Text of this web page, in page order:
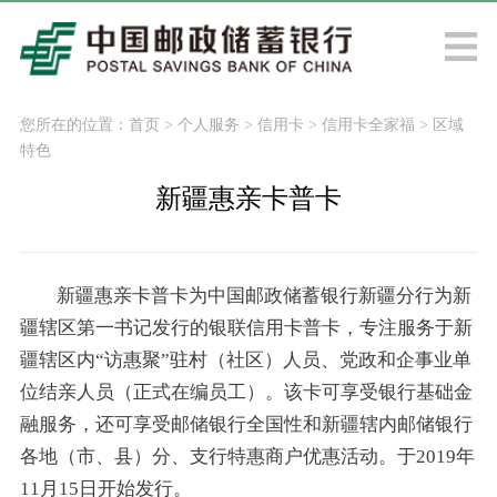
您所在的位置： 首页> 个人服务 > 信用卡 > 信用卡全家福 > 区域
特色
新疆惠亲卡普卡
新疆惠亲卡普卡为中国邮政储蓄银行新疆分行为新
疆辖区第一书记发行的银联信用卡普卡，专注服务于新
疆辖区内“访惠聚”驻村（社区）人员、党政和企事业单
位结亲人员（正式在编员工）。该卡可享受银行基础金
融服务，还可享受邮储银行全国性和新疆辖内邮储银行
各地（市、县）分、支行特惠商户优惠活动。于2019年
11月15日开始发行。